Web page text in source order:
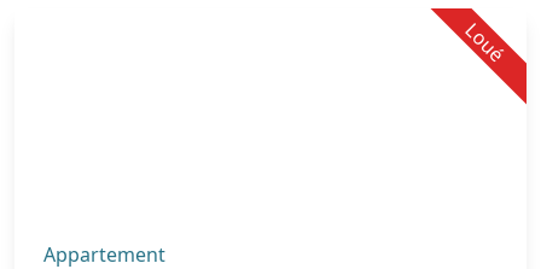
Loué
Appartement